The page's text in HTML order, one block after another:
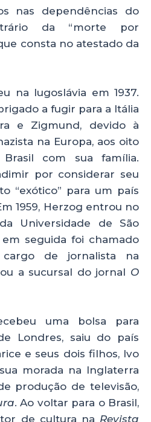
nas dependências do
da “morte por
consta no atestado da
na Iugoslávia em 1937.
a fugir para a Itália
e Zigmund, devido à
na Europa, aos oito
com sua família.
por considerar seu
“exótico” para um país
1959, Herzog entrou no
Universidade de São
seguida foi chamado
de jornalista na
a sucursal do jornal O
uma bolsa para
Londres, saiu do país
e seus dois filhos, Ivo
morada na Inglaterra
produção de televisão,
. Ao voltar para o Brasil,
de cultura na Revista